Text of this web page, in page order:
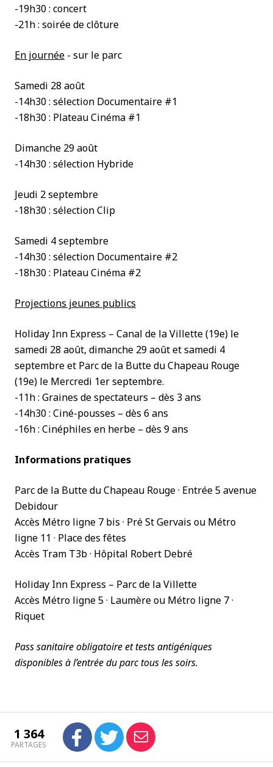
-19h30 : concert
-21h : soirée de clôture
En journée - sur le parc
Samedi 28 août
-14h30 : sélection Documentaire #1
-18h30 : Plateau Cinéma #1
Dimanche 29 août
-14h30 : sélection Hybride
Jeudi 2 septembre
-18h30 : sélection Clip
Samedi 4 septembre
-14h30 : sélection Documentaire #2
-18h30 : Plateau Cinéma #2
Projections jeunes publics
Holiday Inn Express – Canal de la Villette (19e) le
samedi 28 août, dimanche 29 août et samedi 4
septembre et Parc de la Butte du Chapeau Rouge
(19e) le Mercredi 1er septembre.
-11h : Graines de spectateurs – dès 3 ans
-14h30 : Ciné-pousses – dès 6 ans
-16h : Cinéphiles en herbe – dès 9 ans
Informations pratiques
Parc de la Butte du Chapeau Rouge · Entrée 5 avenue
Debidour
Accès Métro ligne 7 bis · Pré St Gervais ou Métro
ligne 11 · Place des fêtes
Accès Tram T3b · Hôpital Robert Debré
Holiday Inn Express – Parc de la Villette
Accès Métro ligne 5 · Laumère ou Métro ligne 7 ·
Riquet
Pass sanitaire obligatoire et tests antigéniques
disponibles à l’entrée du parc tous les soirs.
1 364
PARTAGES